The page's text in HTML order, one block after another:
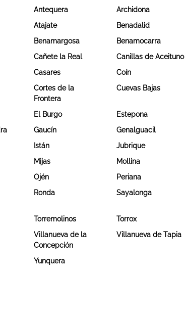
Antequera Archidona
Atajate Benadalid
Benamargosa Benamocarra
Cañete la Real Canillas de Aceituno
Casares Coín
Cortes de la
Frontera
Cuevas Bajas
El Burgo Estepona
Gaucín Genalguacil
Istán Jubrique
Mijas Mollina
Ojén Periana
Ronda Sayalonga
Torremolinos Torrox
Villanueva de la
Concepción
Villanueva de Tapia
Yunquera